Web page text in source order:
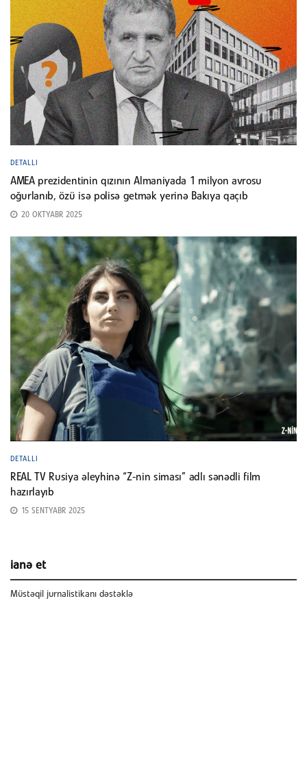
DETALLI
AMEA prezidentinin qızının Almaniyada 1 milyon avrosu
oğurlanıb, özü isə polisə getmək yerinə Bakıya qaçıb
20 OKTYABR 2025
DETALLI
REAL TV Rusiya əleyhinə “Z-nin siması” adlı sənədli film
hazırlayıb
15 SENTYABR 2025
ianə et
Müstəqil jurnalistikanı dəstəklə